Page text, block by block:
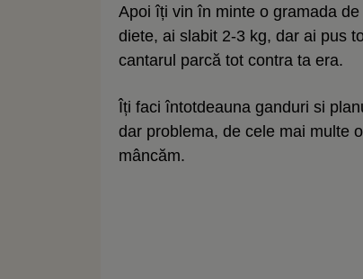
Apoi îți vin în minte o gramada
diete, ai slabit 2-3 kg, dar ai pus
cantarul parcă tot contra ta era.
Îți faci întotdeauna ganduri si
dar problema, de cele mai multe
mâncăm.